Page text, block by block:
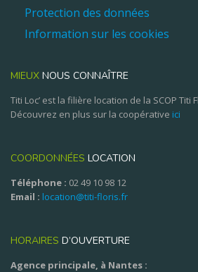
Protection des données
Information sur les cookies
MIEUX NOUS CONNAÎTRE
Titi Loc’ est la filière location de la SCOP Titi
Découvrez en plus sur la coopérative ici
COORDONNÉES LOCATION
Téléphone : 02 49 10 98 12
Email : location@titi-floris.fr
HORAIRES D’OUVERTURE
Agence principale, à Nantes :